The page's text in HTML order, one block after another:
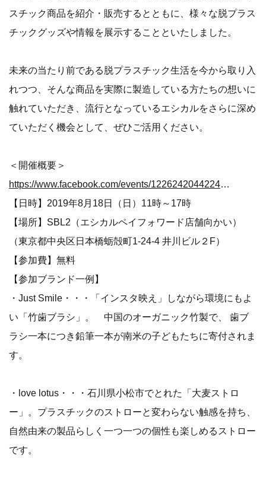
スチック商品を紹介・販売するとともに、様々な脱プラス
チックグッズや情報を展示することといたしました。
未来の当たり前である脱プラスチック生活を今から取り入
れつつ、そんな商品を実際に製造している方たちの想いに
触れていただき、流行となっているエシカルをさらに深め
ていただく機会として、ぜひご活用ください。
＜開催概要＞
https://www.facebook.com/events/1226242044224374/
【日時】2019年8月18日（日）11時～17時
【場所】SBL2（エシカルペイフォワード店舗向かい）
（東京都中央区日本橋蛎殻町1-24-4 井川ビル２F）
【参加費】無料
【参加ブランド一例】
・Just Smile・・・「インスタ映え」しながら環境にもよ
い「竹歯ブラシ」。 中国のオーガニック竹製で、 歯ブ
ラシ一本につき鉛筆一本が南米の子どもたちに寄付されま
す。
・love lotus・・・石川県小松市でとれた「大麦ストロ
ー」。プラスチックのストローと変わらない触感を持ち、
自然由来の製品らしく一つ一つの個性も楽しめるストロー
です。